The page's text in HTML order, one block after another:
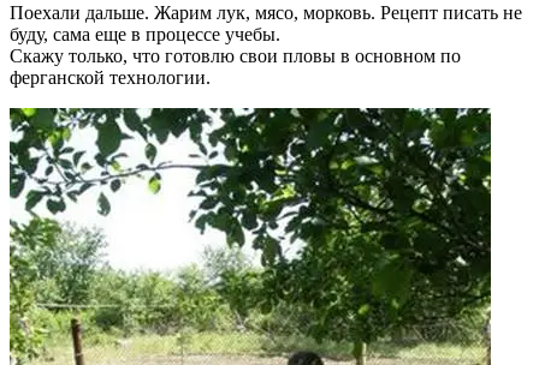
Поехали дальше. Жарим лук, мясо, морковь. Рецепт писать не
буду, сама еще в процессе учебы.
Скажу только, что готовлю свои пловы в основном по
ферганской технологии.